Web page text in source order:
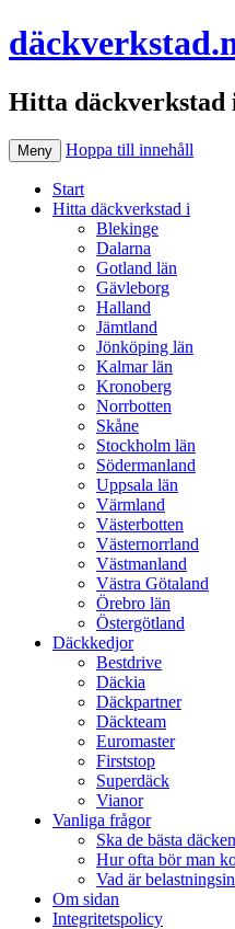
Hitta däckverkstad
Meny Hoppa till innehåll
Start
Hitta däckverkstad i
Blekinge
Dalarna
Gotland län
Gävleborg
Halland
Jämtland
Jönköping län
Kalmar län
Kronoberg
Norrbotten
Skåne
Stockholm län
Södermanland
Uppsala län
Värmland
Västerbotten
Västernorrland
Västmanland
Västra Götaland
Örebro län
Östergötland
Däckkedjor
Bestdrive
Däckia
Däckpartner
Däckteam
Euromaster
Firststop
Superdäck
Vianor
Vanliga frågor
Ska de bästa
Hur ofta bör man
Vad är
Om sidan
Integritetspolicy